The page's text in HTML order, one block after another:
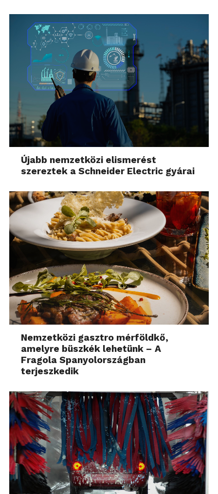
Újabb nemzetközi elismerést
szereztek a Schneider Electric gyárai
Nemzetközi gasztro mérföldkő,
amelyre büszkék lehetünk – A
Fragola Spanyolországban
terjeszkedik